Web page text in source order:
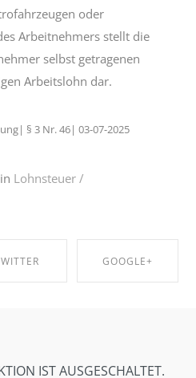
oder
Arbeitnehmers stellt die
selbst getragenen
Arbeitslohn dar.
§ 3 Nr. 46| 03-07-2025
Lohnsteuer /
GOOGLE+
IST AUSGESCHALTET.